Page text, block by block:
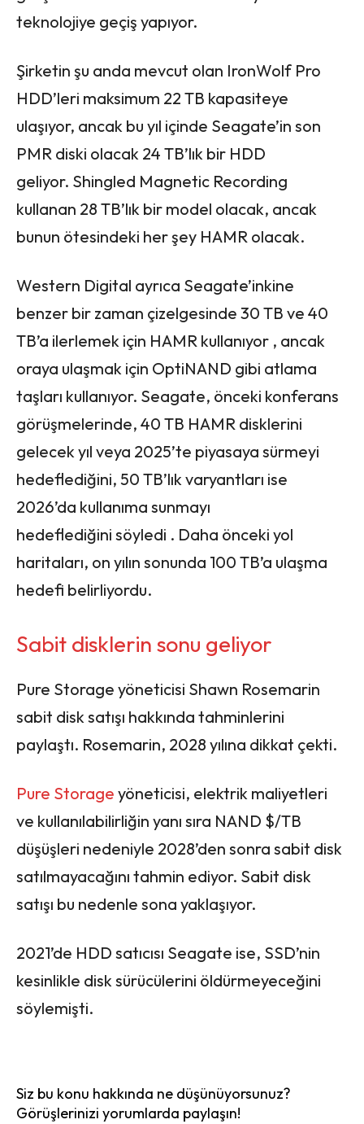
teknolojiye geçiş yapıyor.
Şirketin şu anda mevcut olan IronWolf Pro
HDD’leri maksimum 22 TB kapasiteye
ulaşıyor, ancak bu yıl içinde Seagate’in son
PMR diski olacak 24 TB’lık bir HDD
geliyor. Shingled Magnetic Recording
kullanan 28 TB’lık bir model olacak, ancak
bunun ötesindeki her şey HAMR olacak.
Western Digital ayrıca Seagate’inkine
benzer bir zaman çizelgesinde 30 TB ve 40
TB’a ilerlemek için HAMR kullanıyor , ancak
oraya ulaşmak için OptiNAND gibi atlama
taşları kullanıyor. Seagate, önceki konferans
görüşmelerinde, 40 TB HAMR disklerini
gelecek yıl veya 2025’te piyasaya sürmeyi
hedeflediğini, 50 TB’lık varyantları ise
2026’da kullanıma sunmayı
hedeflediğini söyledi . Daha önceki yol
haritaları, on yılın sonunda 100 TB’a ulaşma
hedefi belirliyordu.
Sabit disklerin sonu geliyor
Pure Storage yöneticisi Shawn Rosemarin
sabit disk satışı hakkında tahminlerini
paylaştı. Rosemarin, 2028 yılına dikkat çekti.
Pure Storage yöneticisi, elektrik maliyetleri
ve kullanılabilirliğin yanı sıra NAND $/TB
düşüşleri nedeniyle 2028’den sonra sabit disk
satılmayacağını tahmin ediyor. Sabit disk
satışı bu nedenle sona yaklaşıyor.
2021’de HDD satıcısı Seagate ise, SSD’nin
kesinlikle disk sürücülerini öldürmeyeceğini
söylemişti.
Siz bu konu hakkında ne düşünüyorsunuz?
Görüşlerinizi yorumlarda paylaşın!